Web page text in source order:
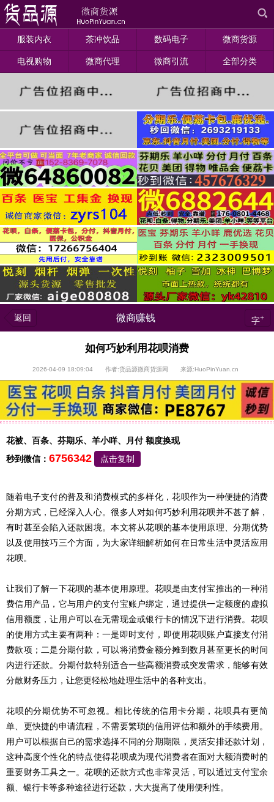
服装内衣 茶冲饮品 数码电子 微商货源
电视购物 微商代理 微商引流 全部分类
返回 微商赚钱 字+
如何巧妙利用花呗消费
2026-04-09 18:09:04 作者:货品源微商货源网 来源:HuoPinYuan.cn
花被、百条、芬期乐、羊小咩、月付 额度换现
秒到微信： 6756342 点击复制
随着电子支付的普及和消费模式的多样化，花呗作为一种便捷的消费
分期方式，已经深入人心。很多人对如何巧妙利用花呗并不甚了解，
有时甚至会陷入还款困境。本文将从花呗的基本使用原理、分期优势
以及使用技巧三个方面，为大家详细解析如何在日常生活中灵活应用
花呗。
让我们了解一下花呗的基本使用原理。花呗是由支付宝推出的一种消
费信用产品，它与用户的支付宝账户绑定，通过提供一定额度的虚拟
信用额度，让用户可以在无需现金或银行卡的情况下进行消费。花呗
的使用方式主要有两种：一是即时支付，即使用花呗账户直接支付消
费款项；二是分期付款，可以将消费金额分摊到数月甚至更长的时间
内进行还款。分期付款特别适合一些高额消费或突发需求，能够有效
分散财务压力，让您更轻松地处理生活中的各种支出。
花呗的分期优势不可忽视。相比传统的信用卡分期，花呗具有更简
单、更快捷的申请流程，不需要繁琐的信用评估和额外的手续费用。
用户可以根据自己的需求选择不同的分期期限，灵活安排还款计划，
这种高度个性化的特点使得花呗成为现代消费者在面对大额消费时的
重要财务工具之一。花呗的还款方式也非常灵活，可以通过支付宝余
额、银行卡等多种途径进行还款，大大提高了使用便利性。